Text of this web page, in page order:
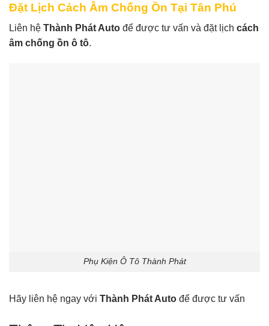
Đặt Lịch Cách Âm Chống Ồn Tại Tân Phú
Liên hệ Thành Phát Auto để được tư vấn và đặt lịch cách
âm chống ồn ô tô.
Phụ Kiện Ô Tô Thành Phát
Hãy liên hệ ngay với Thành Phát Auto để được tư vấn